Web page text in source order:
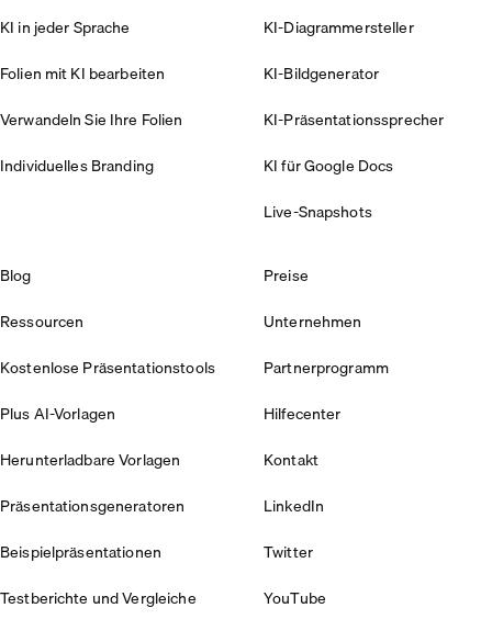
KI in jeder Sprache
Folien mit KI bearbeiten
Verwandeln Sie Ihre Folien
Individuelles Branding
KI-Diagrammersteller
KI-Bildgenerator
KI-Präsentationssprecher
KI für Google Docs
Live-Snapshots
Blog
Ressourcen
Kostenlose Präsentationstools
Plus AI-Vorlagen
Herunterladbare Vorlagen
Präsentationsgeneratoren
Beispielpräsentationen
Testberichte und Vergleiche
Preise
Unternehmen
Partnerprogramm
Hilfecenter
Kontakt
LinkedIn
Twitter
YouTube